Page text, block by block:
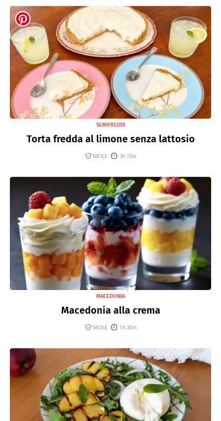
SEMIFREDDI
Torta fredda al limone senza lattosio
FACILE 3h 15m
MACEDONIA
Macedonia alla crema
FACILE 1h 30m